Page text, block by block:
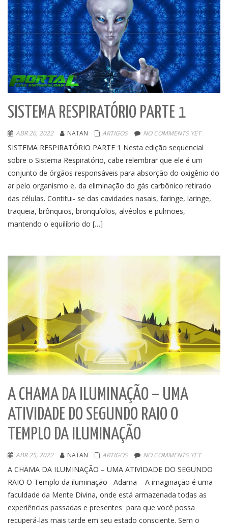
SISTEMA RESPIRATÓRIO PARTE 1
ABR 26, 2022 NATAN ARTIGOS NO COMMENTS YET
SISTEMA RESPIRATÓRIO PARTE 1 Nesta edição sequencial
sobre o Sistema Respiratório, cabe relembrar que ele é um
conjunto de órgãos responsáveis para absorção do oxigênio do
ar pelo organismo e, da eliminação do gás carbônico retirado
das células. Contitui- se das cavidades nasais, faringe, laringe,
traqueia, brônquios, bronquíolos, alvéolos e pulmões,
mantendo o equilíbrio do […]
A CHAMA DA ILUMINAÇÃO – UMA
ATIVIDADE DO SEGUNDO RAIO O
TEMPLO DA ILUMINAÇÃO
ABR 25, 2022 NATAN ARTIGOS NO COMMENTS YET
A CHAMA DA ILUMINAÇÃO – UMA ATIVIDADE DO SEGUNDO
RAIO O Templo da iluminação Adama – A imaginação é uma
faculdade da Mente Divina, onde está armazenada todas as
experiências passadas e presentes para que você possa
recuperá-las mais tarde em seu estado consciente. Sem o